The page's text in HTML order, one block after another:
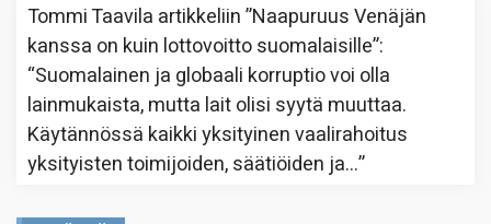
Tommi Taavila artikkeliin”Naapuruus Venäjän
kanssa on kuin lottovoitto suomalaisille”:
“Suomalainen ja globaali korruptio voi olla
lainmukaista, mutta lait olisi syytä muuttaa.
Käytännössä kaikki yksityinen vaalirahoitus
yksityisten toimijoiden, säätiöiden ja…”